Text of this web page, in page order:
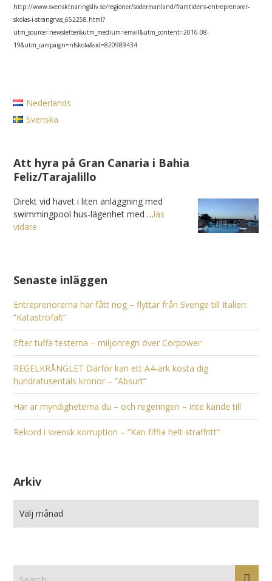
http://www.svensktnaringsliv.se/regioner/sodermanland/framtidens-entreprenorer-
skolas-i-strangnas_652258.html?
utm_source=newsletter&utm_medium=email&utm_content=2016-08-
19&utm_campaign=nfskola&sid=820989434
Nederlands
Svenska
Att hyra på Gran Canaria i Bahia
Feliz/Tarajalillo
Direkt vid havet i liten anläggning med
swimmingpool hus-lägenhet med …läs
vidare
Senaste inläggen
Entreprenörerna har fått nog – flyttar från Sverige till Italien:
”Katastrofalt”
Efter tuffa testerna – miljonregn över Corpower
REGELKRÅNGLET Därför kan ett A4-ark kosta dig
hundratusentals kronor – ”Absurt”
Här är myndigheterna du – och regeringen – inte kände till
Rekord i svensk korruption – ”Kan fiffla helt straffritt”
Arkiv